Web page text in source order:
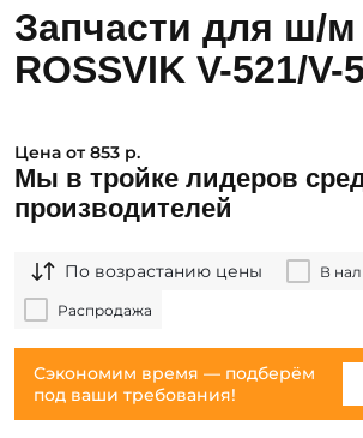
Запчасти для ш/м
ROSSVIK V-521/V-
Цена от 853 р.
Мы в тройке лидеров
производителей
По возрастанию цены В
Распродажа
Сэкономим время — подберём
под ваши требования!